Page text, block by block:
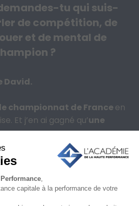
tu qui suis-
de compétition, de
et de mental de
?
David.
championnat de Franceen
Et j’en ai gagné qu’une
mental.
avec la certitude que
Mais dès que la
la tension montait : Et en